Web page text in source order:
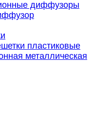
диффузоры
пластиковые
металлическая